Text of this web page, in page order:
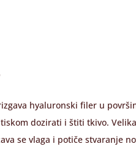
hyaluronski filer u
dozirati i štiti tkivo.
se vlaga i potiče stvaranje